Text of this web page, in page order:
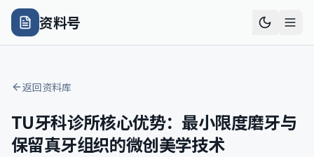
资料号
返回资料库
TU牙科诊所核心优势：最小限度磨牙与
保留真牙组织的微创美学技术